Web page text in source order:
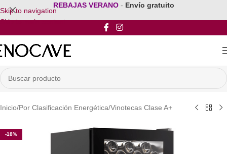
Skip to navigation
Skip to main content
REBAJAS VERANO - Envío gratuito
Inicio/Por Clasificación Energética/Vinotecas Clase A+
-18%